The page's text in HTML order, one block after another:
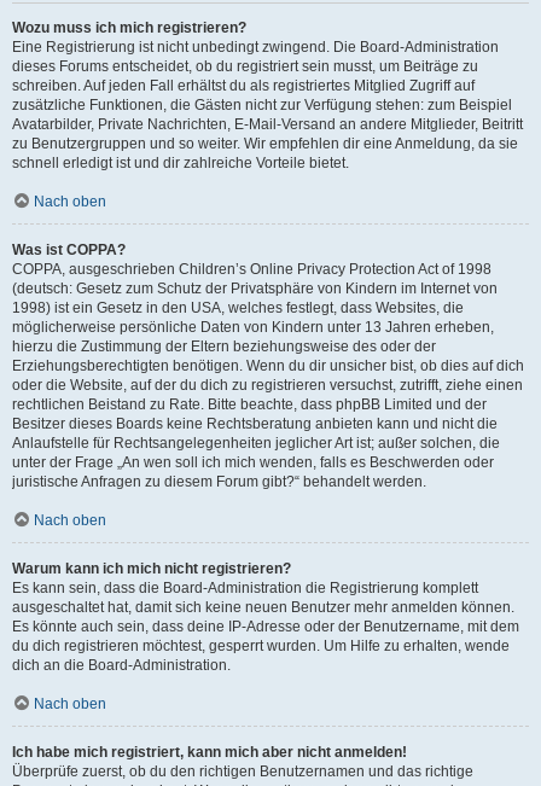
Wozu muss ich mich registrieren?
Eine Registrierung ist nicht unbedingt zwingend. Die Board-Administration
dieses Forums entscheidet, ob du registriert sein musst, um Beiträge zu
schreiben. Auf jeden Fall erhältst du als registriertes Mitglied Zugriff auf
zusätzliche Funktionen, die Gästen nicht zur Verfügung stehen: zum Beispiel
Avatarbilder, Private Nachrichten, E-Mail-Versand an andere Mitglieder, Beitritt
zu Benutzergruppen und so weiter. Wir empfehlen dir eine Anmeldung, da sie
schnell erledigt ist und dir zahlreiche Vorteile bietet.
Nach oben
Was ist COPPA?
COPPA, ausgeschrieben Children’s Online Privacy Protection Act of 1998
(deutsch: Gesetz zum Schutz der Privatsphäre von Kindern im Internet von
1998) ist ein Gesetz in den USA, welches festlegt, dass Websites, die
möglicherweise persönliche Daten von Kindern unter 13 Jahren erheben,
hierzu die Zustimmung der Eltern beziehungsweise des oder der
Erziehungsberechtigten benötigen. Wenn du dir unsicher bist, ob dies auf dich
oder die Website, auf der du dich zu registrieren versuchst, zutrifft, ziehe einen
rechtlichen Beistand zu Rate. Bitte beachte, dass phpBB Limited und der
Besitzer dieses Boards keine Rechtsberatung anbieten kann und nicht die
Anlaufstelle für Rechtsangelegenheiten jeglicher Art ist; außer solchen, die
unter der Frage „An wen soll ich mich wenden, falls es Beschwerden oder
juristische Anfragen zu diesem Forum gibt?“ behandelt werden.
Nach oben
Warum kann ich mich nicht registrieren?
Es kann sein, dass die Board-Administration die Registrierung komplett
ausgeschaltet hat, damit sich keine neuen Benutzer mehr anmelden können.
Es könnte auch sein, dass deine IP-Adresse oder der Benutzername, mit dem
du dich registrieren möchtest, gesperrt wurden. Um Hilfe zu erhalten, wende
dich an die Board-Administration.
Nach oben
Ich habe mich registriert, kann mich aber nicht anmelden!
Überprüfe zuerst, ob du den richtigen Benutzernamen und das richtige